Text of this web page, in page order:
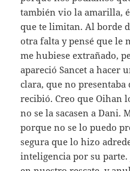
también vio la amarilla,
que te limitan. Al borde
otra falta y pensé que le
me hubiese extrañado,
apareció Sancet a hacer
clara, que no
recibió. Creo que Oihan
no se la sacasen a Dani.
porque no se lo puedo
segura que lo hizo
inteligencia por su parte.